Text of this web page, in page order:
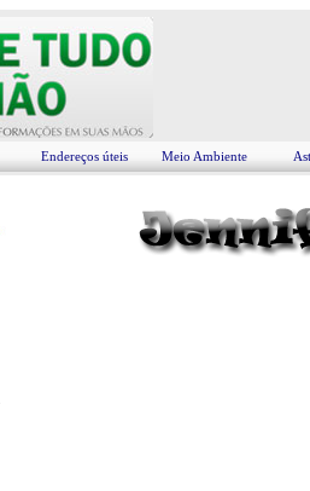
Endereços úteis Meio Ambiente